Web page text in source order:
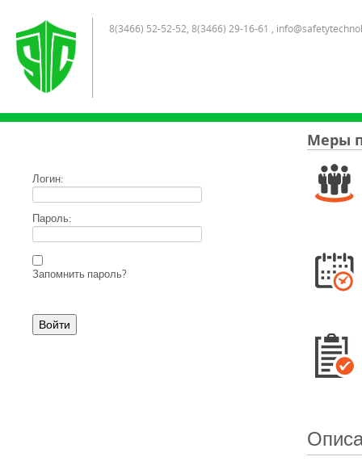
8(3466) 52-52-52, 8(3466) 29-16-61 ,
Логин:
Пароль:
Запомнить пароль?
Меры